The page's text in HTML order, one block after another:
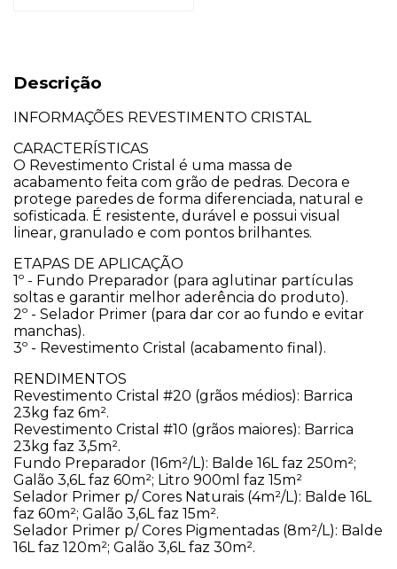
Descrição
INFORMAÇÕES REVESTIMENTO CRISTAL​
CARACTERÍSTICAS
O Revestimento Cristal é uma massa de
acabamento feita com grão de pedras. Decora e
protege paredes de forma diferenciada, natural e
sofisticada. É resistente, durável e possui visual
linear, granulado e com pontos brilhantes.
​ETAPAS DE APLICAÇÃO
1º - Fundo Preparador (para aglutinar partículas
soltas e garantir melhor aderência do produto).
2º - Selador Primer (para dar cor ao fundo e evitar
manchas).
3º - Revestimento Cristal (acabamento final).
​RENDIMENTOS
Revestimento Cristal #20 (grãos médios): Barrica
23kg faz 6m².
Revestimento Cristal #10 (grãos maiores): Barrica
23kg faz 3,5m².
Fundo Preparador (16m²/L): Balde 16L faz 250m²;
Galão 3,6L faz 60m²; Litro 900ml faz 15m²
Selador Primer p/ Cores Naturais (4m²/L): Balde 16L
faz 60m²; Galão 3,6L faz 15m².
Selador Primer p/ Cores Pigmentadas (8m²/L): Balde
16L faz 120m²; Galão 3,6L faz 30m².